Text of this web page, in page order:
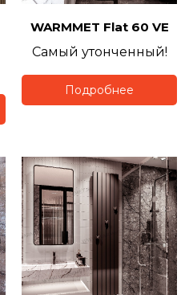
WARMMET Flat 60 VE
Самый утонченный!
Подробнее